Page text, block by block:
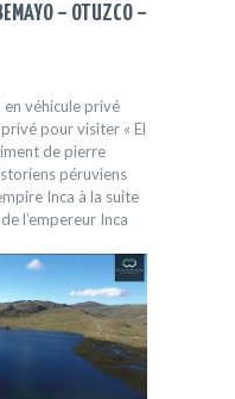
– OTUZCO –
véhicule privé
pour visiter « El
de pierre
péruviens
Inca à la suite
l’empereur Inca